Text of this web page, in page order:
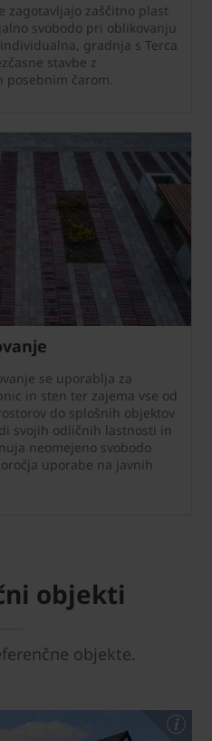
zagotavljajo zaščitno plast
svobodo pri oblikovanju
gradnja s Terca
stavbe z
posebnim čarom.
se uporablja za
in sten ter zajema vse od
do splošnih objektov
svojih odličnih lastnosti in
neomejeno svobodo
uporabe na javnih
objekti
objekte.